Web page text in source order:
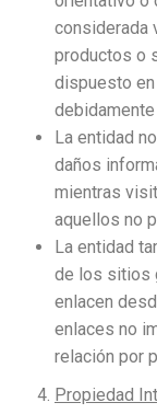
considerada
productos o
dispuesto
La entidad
daños
mientras
aquellos no
La entidad
de los sitios
enlacen
enlaces no
relación por
Propiedad